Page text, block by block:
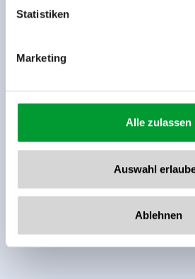
www.zillertalarena.com
Statistiken
Marketing
Alle zulassen
Auswahl
Ablehnen